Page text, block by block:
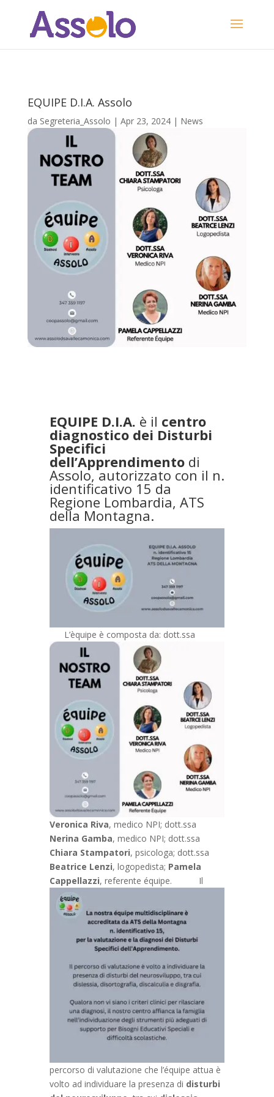
EQUIPE D.I.A. Assolo
da Segreteria_Assolo | Apr 23, 2024| News
EQUIPE D.I.A. è il centro
diagnostico dei Disturbi
Specifici
dell’Apprendimentodi
Assolo, autorizzato con il n.
identificativo 15 da
Regione Lombardia, ATS
della Montagna.
L’èquipe è composta da: dott.ssa
Veronica Riva, medico NPI; dott.ssa
Nerina Gamba, medico NPI; dott.ssa
Chiara Stampatori, psicologa; dott.ssa
Beatrice Lenzi, logopedista; Pamela
Cappellazzi, referente équipe. Il
percorso di valutazione che l’équipe attua è
volto ad individuare la presenza di disturbi